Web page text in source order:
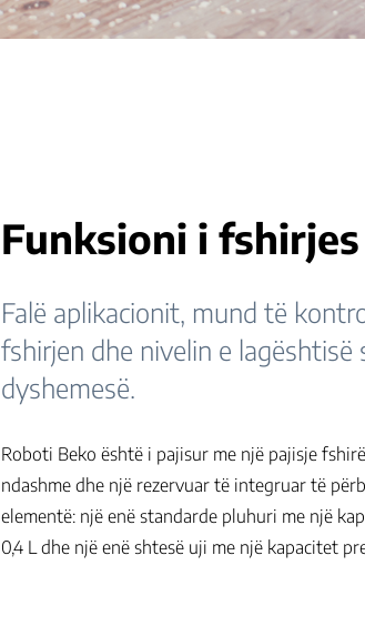
Funksioni i fshirjes
Falë aplikacionit, mund të
fshirjen dhe nivelin e lagështisë
dyshemesë.
Roboti Beko është i pajisur me një pajisje
ndashme dhe një rezervuar të integruar të
elementë: një enë standarde pluhuri me një
0,4 L dhe një enë shtesë uji me një kapacitet